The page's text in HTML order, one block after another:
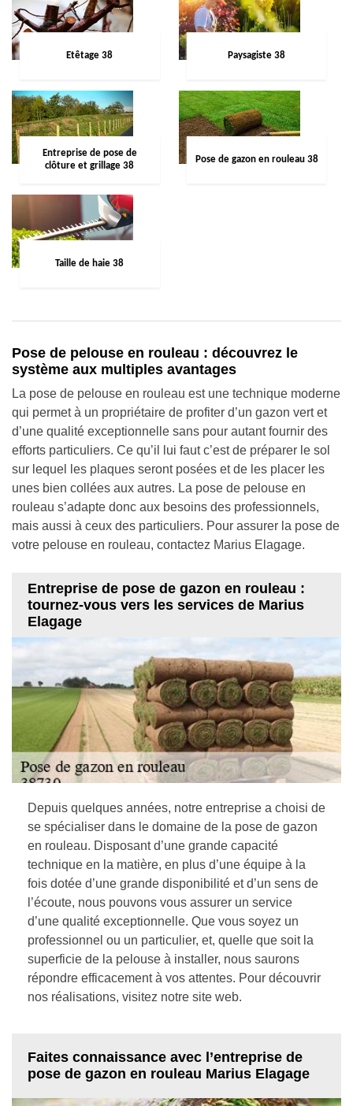
Etêtage 38 Paysagiste 38
Entreprise de pose de
clôture et grillage 38
Pose de gazon en rouleau 38
Taille de haie 38
Pose de pelouse en rouleau : découvrez le
système aux multiples avantages
La pose de pelouse en rouleau est une technique moderne
qui permet à un propriétaire de profiter d’un gazon vert et
d’une qualité exceptionnelle sans pour autant fournir des
efforts particuliers. Ce qu’il lui faut c’est de préparer le sol
sur lequel les plaques seront posées et de les placer les
unes bien collées aux autres. La pose de pelouse en
rouleau s’adapte donc aux besoins des professionnels,
mais aussi à ceux des particuliers. Pour assurer la pose de
votre pelouse en rouleau, contactez Marius Elagage.
Entreprise de pose de gazon en rouleau :
tournez-vous vers les services de Marius
Elagage
Depuis quelques années, notre entreprise a choisi de
se spécialiser dans le domaine de la pose de gazon
en rouleau. Disposant d’une grande capacité
technique en la matière, en plus d’une équipe à la
fois dotée d’une grande disponibilité et d’un sens de
l’écoute, nous pouvons vous assurer un service
d’une qualité exceptionnelle. Que vous soyez un
professionnel ou un particulier, et, quelle que soit la
superficie de la pelouse à installer, nous saurons
répondre efficacement à vos attentes. Pour découvrir
nos réalisations, visitez notre site web.
Faites connaissance avec l’entreprise de
pose de gazon en rouleau Marius Elagage